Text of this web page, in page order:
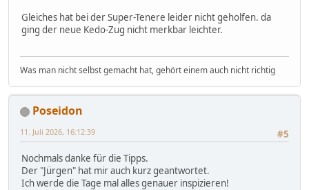
Gleiches hat bei der Super-Tenere leider nicht geholfen. da
ging der neue Kedo-Zug nicht merkbar leichter.
Was man nicht selbst gemacht hat, gehört einem auch nicht richtig
Poseidon
#5
11. Juli 2026, 16:12:39
Nochmals danke für die Tipps.
Der "Jürgen" hat mir auch kurz geantwortet.
Ich werde die Tage mal alles genauer inspizieren!